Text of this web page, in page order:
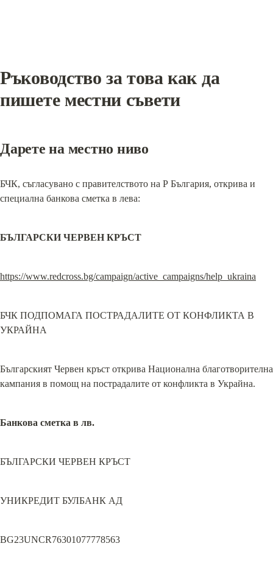
Ръководство за това как да
пишете местни съвети
Дарете на местно ниво
БЧК, съгласувано с правителството на Р България, открива и
специална банкова сметка в лева:
БЪЛГАРСКИ ЧЕРВЕН КРЪСТ
https://www.redcross.bg/campaign/active_campaigns/help_ukraina
БЧК ПОДПОМАГА ПОСТРАДАЛИТЕ ОТ КОНФЛИКТА В
УКРАЙНА
Българският Червен кръст открива Национална благотворителна
кампания в помощ на пострадалите от конфликта в Украйна.
Банкова сметка в лв.
БЪЛГАРСКИ ЧЕРВЕН КРЪСТ
УНИКРЕДИТ БУЛБАНК АД
BG23UNCR76301077778563